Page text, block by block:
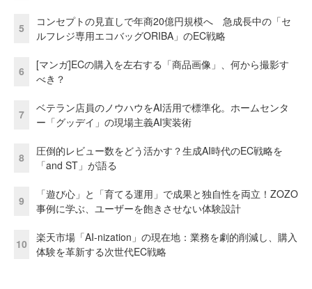
5
コンセプトの見直しで年商20億円規模へ 急成長中の「セ
ルフレジ専用エコバッグORIBA」のEC戦略
6
[マンガ]ECの購入を左右する「商品画像」、何から撮影す
べき？
7
ベテラン店員のノウハウをAI活用で標準化。ホームセンタ
ー「グッデイ」の現場主義AI実装術
8
圧倒的レビュー数をどう活かす？生成AI時代のEC戦略を
「and ST」が語る
9
「遊び心」と「育てる運用」で成果と独自性を両立！ZOZO
事例に学ぶ、ユーザーを飽きさせない体験設計
10
楽天市場「AI-nization」の現在地：業務を劇的削減し、購入
体験を革新する次世代EC戦略